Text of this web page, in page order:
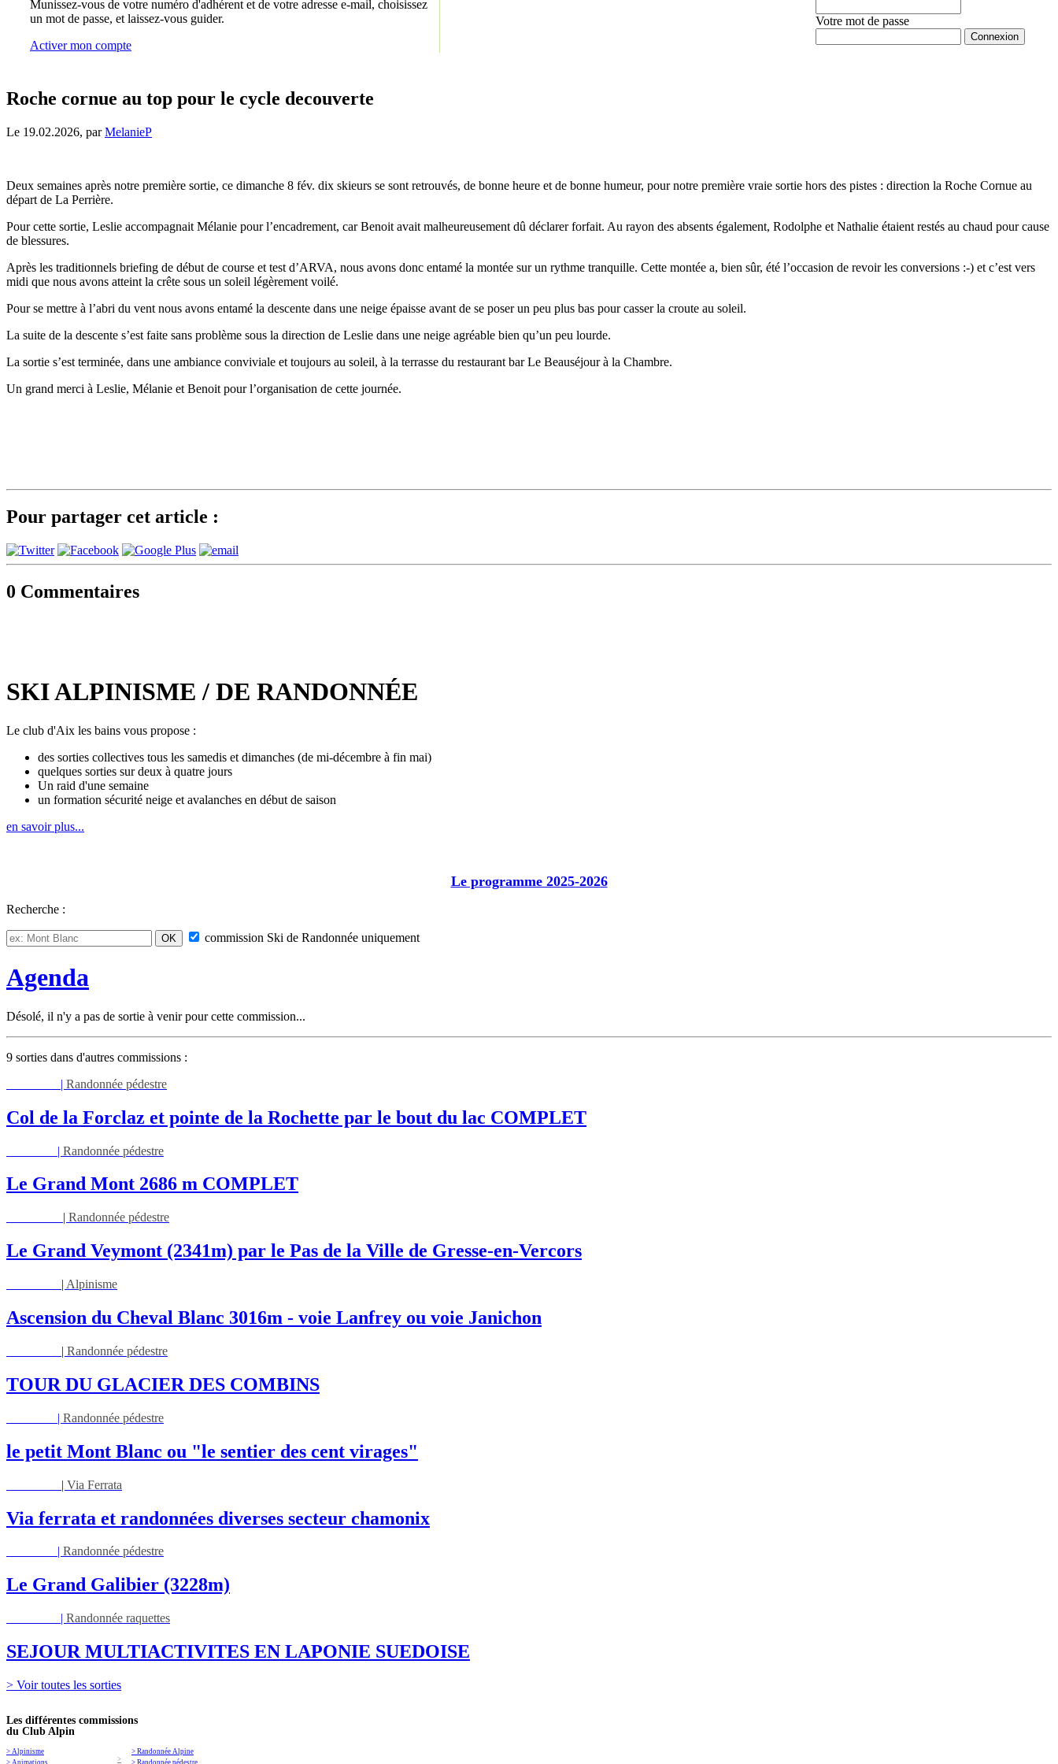
Munissez-vous de votre numéro d'adhérent et de votre adresse e-mail, choisissez
un mot de passe, et laissez-vous guider.
Activer mon compte
Votre mot de passe
Roche cornue au top pour le cycle decouverte
Le 19.02.2026, parMelanieP
Deux semaines après notre première sortie, ce dimanche 8 fév. dix skieurs se sont retrouvés, de bonne heure et de bonne humeur, pour notre première vraie sortie hors des pistes : direction la Roche Cornue au
départ de La Perrière.
Pour cette sortie, Leslie accompagnait Mélanie pour l’encadrement, car Benoit avait malheureusement dû déclarer forfait. Au rayon des absents également, Rodolphe et Nathalie étaient restés au chaud pour cause
de blessures.
Après les traditionnels briefing de début de course et test d’ARVA, nous avons donc entamé la montée sur un rythme tranquille. Cette montée a, bien sûr, été l’occasion de revoir les conversions :-) et c’est vers
midi que nous avons atteint la crête sous un soleil légèrement voilé.
Pour se mettre à l’abri du vent nous avons entamé la descente dans une neige épaisse avant de se poser un peu plus bas pour casser la croute au soleil.
La suite de la descente s’est faite sans problème sous la direction de Leslie dans une neige agréable bien qu’un peu lourde.
La sortie s’est terminée, dans une ambiance conviviale et toujours au soleil, à la terrasse du restaurant bar Le Beauséjour à la Chambre.
Un grand merci à Leslie, Mélanie et Benoit pour l’organisation de cette journée.
Pour partager cet article :
0 Commentaires
SKI ALPINISME / DE RANDONNÉE
Le club d'Aix les bains vous propose :
des sorties collectives tous les samedis et dimanches (de mi-décembre à fin mai)
quelques sorties sur deux à quatre jours
Un raid d'une semaine
un formation sécurité neige et avalanches en début de saison
en savoir plus...
Le programme 2025-2026
Recherche :
commission Ski de Randonnée uniquement
Agenda
Désolé, il n'y a pas de sortie à venir pour cette commission...
9 sorties dans d'autres commissions :
| Randonnée pédestre
Col de la Forclaz et pointe de la Rochette par le bout du lac COMPLET
| Randonnée pédestre
Le Grand Mont 2686 m COMPLET
| Randonnée pédestre
Le Grand Veymont (2341m) par le Pas de la Ville de Gresse-en-Vercors
| Alpinisme
Ascension du Cheval Blanc 3016m - voie Lanfrey ou voie Janichon
| Randonnée pédestre
TOUR DU GLACIER DES COMBINS
| Randonnée pédestre
le petit Mont Blanc ou "le sentier des cent virages"
| Via Ferrata
Via ferrata et randonnées diverses secteur chamonix
| Randonnée pédestre
Le Grand Galibier (3228m)
| Randonnée raquettes
SEJOUR MULTIACTIVITES EN LAPONIE SUEDOISE
> Voir toutes les sorties
Les différentes commissions
du Club Alpin
> Alpinisme
> Randonnée Alpine
>